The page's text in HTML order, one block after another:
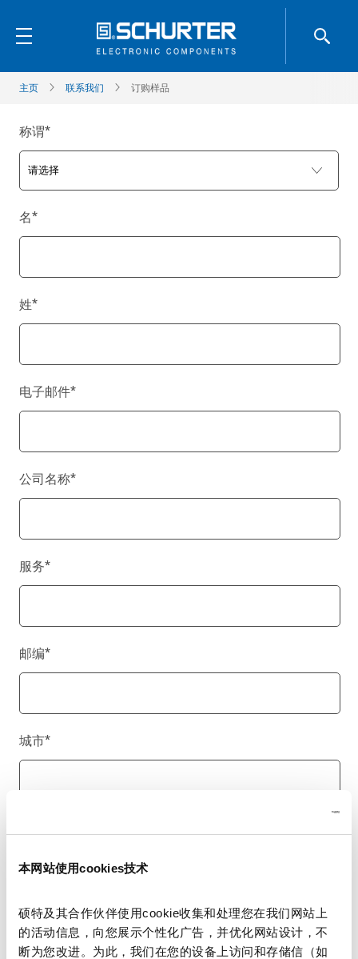
本网站使用cookies技术
硕特及其合作伙伴使用cookie收集和处理您在我们网站上
的活动信息，向您展示个性化广告，并优化网站设计，不
断为您改进。为此，我们在您的设备上访问和存储信（如
主页 联系我们 订购样品
称谓*
名*
姓*
电子邮件*
公司名称*
服务*
邮编*
城市*
电话号码